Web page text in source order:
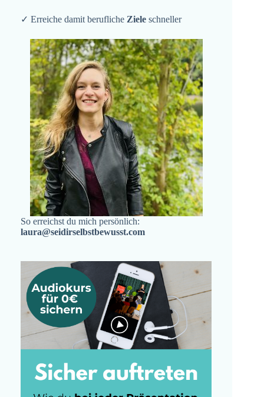
✓ Erreiche damit berufliche Ziele schneller
So erreichst du mich persönlich:
laura@seidirselbstbewusst.com